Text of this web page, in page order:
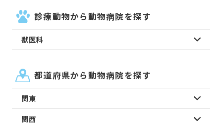
診療動物から動物病院を探す
獣医科
都道府県から動物病院を探す
関東
関西